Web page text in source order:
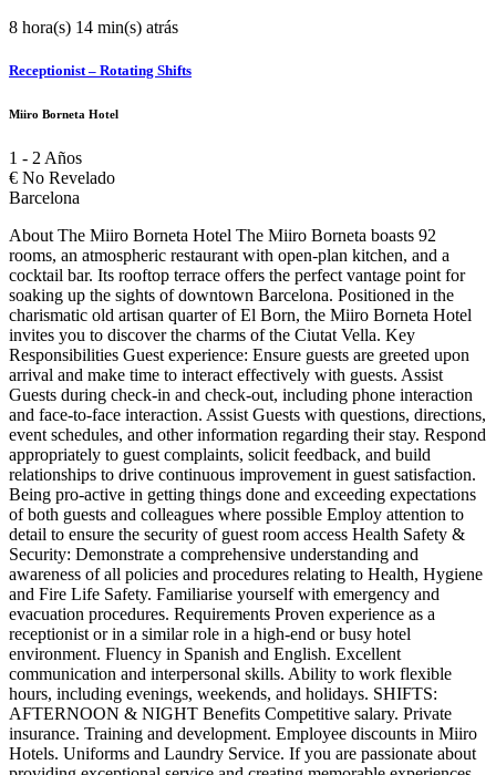
8 hora(s) 14 min(s) atrás
Receptionist – Rotating Shifts
Miiro Borneta Hotel
1 - 2 Años
€ No Revelado
Barcelona
About The Miiro Borneta Hotel The Miiro Borneta boasts 92
rooms, an atmospheric restaurant with open-plan kitchen, and a
cocktail bar. Its rooftop terrace offers the perfect vantage point for
soaking up the sights of downtown Barcelona. Positioned in the
charismatic old artisan quarter of El Born, the Miiro Borneta Hotel
invites you to discover the charms of the Ciutat Vella. Key
Responsibilities Guest experience: Ensure guests are greeted upon
arrival and make time to interact effectively with guests. Assist
Guests during check-in and check-out, including phone interaction
and face-to-face interaction. Assist Guests with questions, directions,
event schedules, and other information regarding their stay. Respond
appropriately to guest complaints, solicit feedback, and build
relationships to drive continuous improvement in guest satisfaction.
Being pro-active in getting things done and exceeding expectations
of both guests and colleagues where possible Employ attention to
detail to ensure the security of guest room access Health Safety &
Security: Demonstrate a comprehensive understanding and
awareness of all policies and procedures relating to Health, Hygiene
and Fire Life Safety. Familiarise yourself with emergency and
evacuation procedures. Requirements Proven experience as a
receptionist or in a similar role in a high-end or busy hotel
environment. Fluency in Spanish and English. Excellent
communication and interpersonal skills. Ability to work flexible
hours, including evenings, weekends, and holidays. SHIFTS:
AFTERNOON & NIGHT Benefits Competitive salary. Private
insurance. Training and development. Employee discounts in Miiro
Hotels. Uniforms and Laundry Service. If you are passionate about